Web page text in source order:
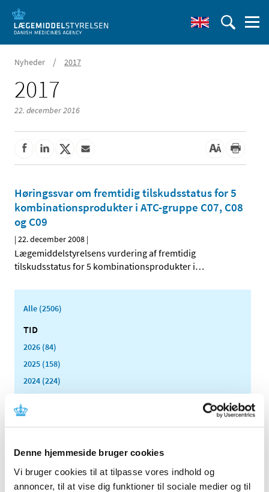
Denne hjemmeside bruger cookies
Vi bruger cookies til at tilpasse vores indhold og
annoncer, til at vise dig funktioner til sociale medier og til
Nyheder / 2017
2017
22. december 2016
Høringssvar om fremtidig tilskudsstatus for 5
kombinationsprodukter i ATC-gruppe C07, C08
og C09
|22. december 2008 |
Lægemiddelstyrelsens vurdering af fremtidig
tilskudsstatus for 5 kombinationsprodukter i…
Alle (2506)
TID
2026 (84)
2025 (158)
2024 (224)
2023 (195)
2022 (197)
2021 (516)
2020 (263)
2018 (150)